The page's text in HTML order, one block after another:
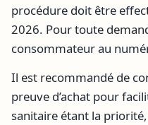
procédure doit être
2026. Pour toute
consommateur au
Il est recommandé de
preuve d’achat pour
sanitaire étant la